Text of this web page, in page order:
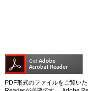
PDF形式のファイルをご覧い